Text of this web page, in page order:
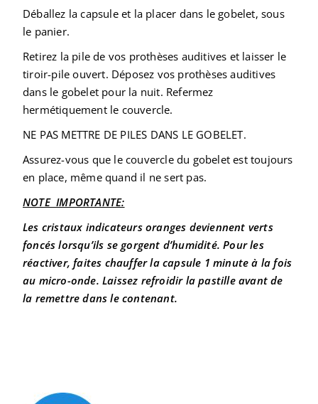
Déballez la capsule et la placer dans le gobelet, sous
le panier.
Retirez la pile de vos prothèses auditives et laisser le
tiroir-pile ouvert. Déposez vos prothèses auditives
dans le gobelet pour la nuit. Refermez
hermétiquement le couvercle.
NE PAS METTRE DE PILES DANS LE GOBELET.
Assurez-vous que le couvercle du gobelet est toujours
en place, même quand il ne sert pas.
NOTE IMPORTANTE:
Les cristaux indicateurs oranges deviennent verts
foncés lorsqu’ils se gorgent d’humidité. Pour les
réactiver, faites chauffer la capsule 1 minute à la fois
au micro-onde. Laissez refroidir la pastille avant de
la remettre dans le contenant.